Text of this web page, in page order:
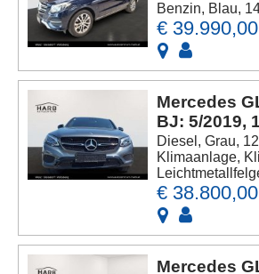
Benzin, Blau,
€ 39.990,00
Mercedes
BJ: 5/2019,
Diesel, Grau,
Klimaanlage,
€ 38.800,00
Mercedes